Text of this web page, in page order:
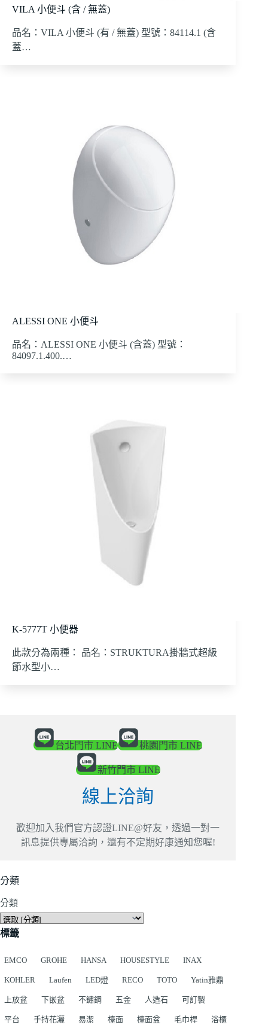
VILA 小便斗 (含 / 無蓋)
品名：VILA 小便斗 (有 / 無蓋) 型號：84114.1 (含
蓋…
ALESSI ONE 小便斗
品名：ALESSI ONE 小便斗 (含蓋) 型號：
84097.1.400.…
K-5777T 小便器
此款分為兩種： 品名：STRUKTURA掛牆式超級
節水型小…
台北門市 LINE 桃園門市 LINE
新竹門市 LINE
線上洽詢
歡迎加入我們官方認證LINE@好友，透過一對一
訊息提供專屬洽詢，還有不定期好康通知您喔!
分類
分類
標籤
EMCO GROHE HANSA HOUSESTYLE INAX
KOHLER Laufen LED燈 RECO TOTO Yatin雅鼎
上放盆 下嵌盆 不鏽鋼 五金 人造石 可訂製
平台 手持花灑 易潔 檯面 檯面盆 毛巾桿 浴櫃